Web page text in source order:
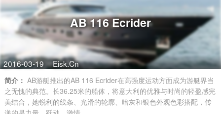
AB 116 Ecrider
2016-03-19 Eisk.Cn
简介： AB游艇推出的AB 116 Ecrider在高强度运动方面成为游艇界当
之无愧的典范。长36.25米的船体，将意大利的优雅与时尚的轻盈感完
美结合，她锐利的线条、光滑的轮廓、暗灰和银色外观色彩搭配，传